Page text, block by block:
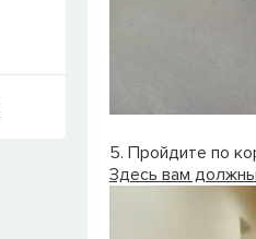
5. Пройдите по
Здесь вам должны